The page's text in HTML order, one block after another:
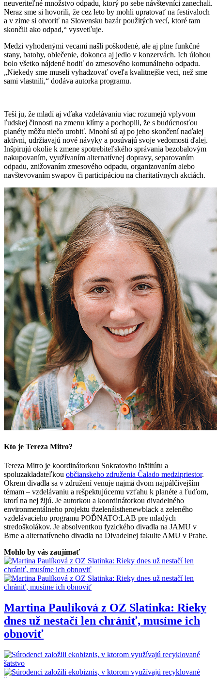
neuveriteľné množstvo odpadu, ktorý po sebe návštevníci zanechali.
Neraz sme si hovorili, že cez leto by mohli upratovať na festivaloch
a v zime si otvoriť na Slovensku bazár použitých vecí, ktoré tam
skončili ako odpad,“ vysvetľuje.
Medzi vyhodenými vecami našli poškodené, ale aj plne funkčné
stany, batohy, oblečenie, dokonca aj jedlo v konzervách. Ich úlohou
bolo všetko nájdené hodiť do zmesového komunálneho odpadu.
„Niekedy sme museli vyhadzovať oveľa kvalitnejšie veci, než sme
sami vlastnili,“ dodáva autorka programu.
Teší ju, že mladí aj vďaka vzdelávaniu viac rozumejú vplyvom
ľudskej činnosti na zmenu klímy a pochopili, že s budúcnosťou
planéty môžu niečo urobiť. Mnohí sú aj po jeho skončení naďalej
aktívni, udržiavajú nové návyky a posúvajú svoje vedomosti ďalej.
Inšpirujú okolie k zmene spotrebiteľského správania bezobalovým
nakupovaním, využívaním alternatívnej dopravy, separovaním
odpadu, znižovaním zmesového odpadu, organizovaním alebo
navštevovaním swapov či participáciou na charitatívnych akciách.
Kto je Tereza Mitro?
Tereza Mitro je koordinátorkou Sokratovho inštitútu a
spoluzakladateľkou občianskeho združenia Čalado medzipriestor.
Okrem divadla sa v združení venuje najmä dvom najpálčivejším
témam – vzdelávaniu a rešpektujúcemu vzťahu k planéte a ľuďom,
ktorí na nej žijú. Je autorkou a koordinátorkou divadelného
environmentálneho projektu #zelenáisthenewblack a zeleného
vzdelávacieho programu POĎNATO:LAB pre mladých
stredoškolákov. Je absolventkou fyzického divadla na JAMU v
Brne a alternatívneho divadla na Divadelnej fakulte AMU v Prahe.
Mohlo by vás zaujímať
Martina Paulíková z OZ Slatinka: Rieky
dnes už nestačí len chrániť, musíme ich
obnoviť